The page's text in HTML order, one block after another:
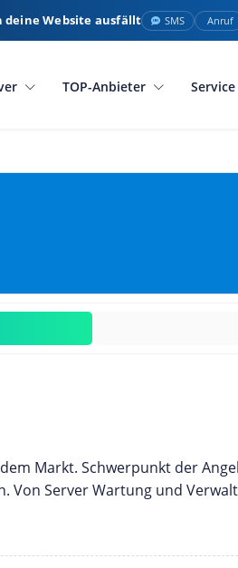
deine Website ausfällt SMS Anruf
TOP-Anbieter Service
Markt. Schwerpunkt der
Von Server Wartung und